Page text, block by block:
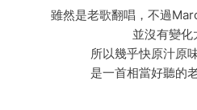
雖然是老歌翻唱，不過
並沒有變化
所以幾乎快原汁原
是一首相當好聽的